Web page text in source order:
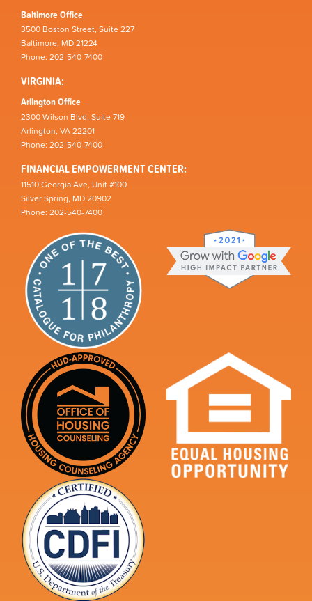
Baltimore Office
3500 Boston Street, Suite 227
Baltimore, MD 21224
Phone: 202-540-7400
VIRGINIA:
Arlington Office
2300 Wilson Blvd, Suite 719
Arlington, VA 22201
Phone: 202-540-7400
FINANCIAL EMPOWERMENT CENTER:
11510 Georgia Ave, Unit #100
Silver Spring, MD 20902
Phone: 202-540-7400